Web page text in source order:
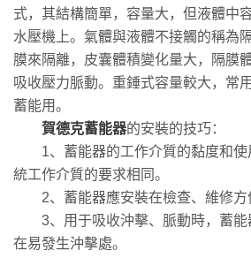
式，其結構簡單，容量大，但液體中
水壓機上。氣體與液體不接觸的稱為
膜來隔離，皮囊體積變化量大，隔膜
吸收壓力脈動。重錘式容量較大，常
蓄能用。
賀德克蓄能器的安裝的技巧：
1、蓄能器的工作介質的黏度和使
統工作介質的要求相同。
2、蓄能器應安裝在檢查、維修方
3、用于吸收沖擊、脈動時，蓄能
在易發生沖擊處。